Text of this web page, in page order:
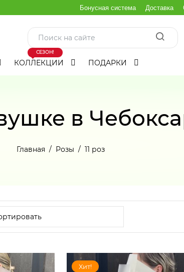
Бонусная система Доставка
КОЛЛЕКЦИИ
СЕЗОН!
ПОДАРКИ
в
Главная Розы 11 роз
Хит!